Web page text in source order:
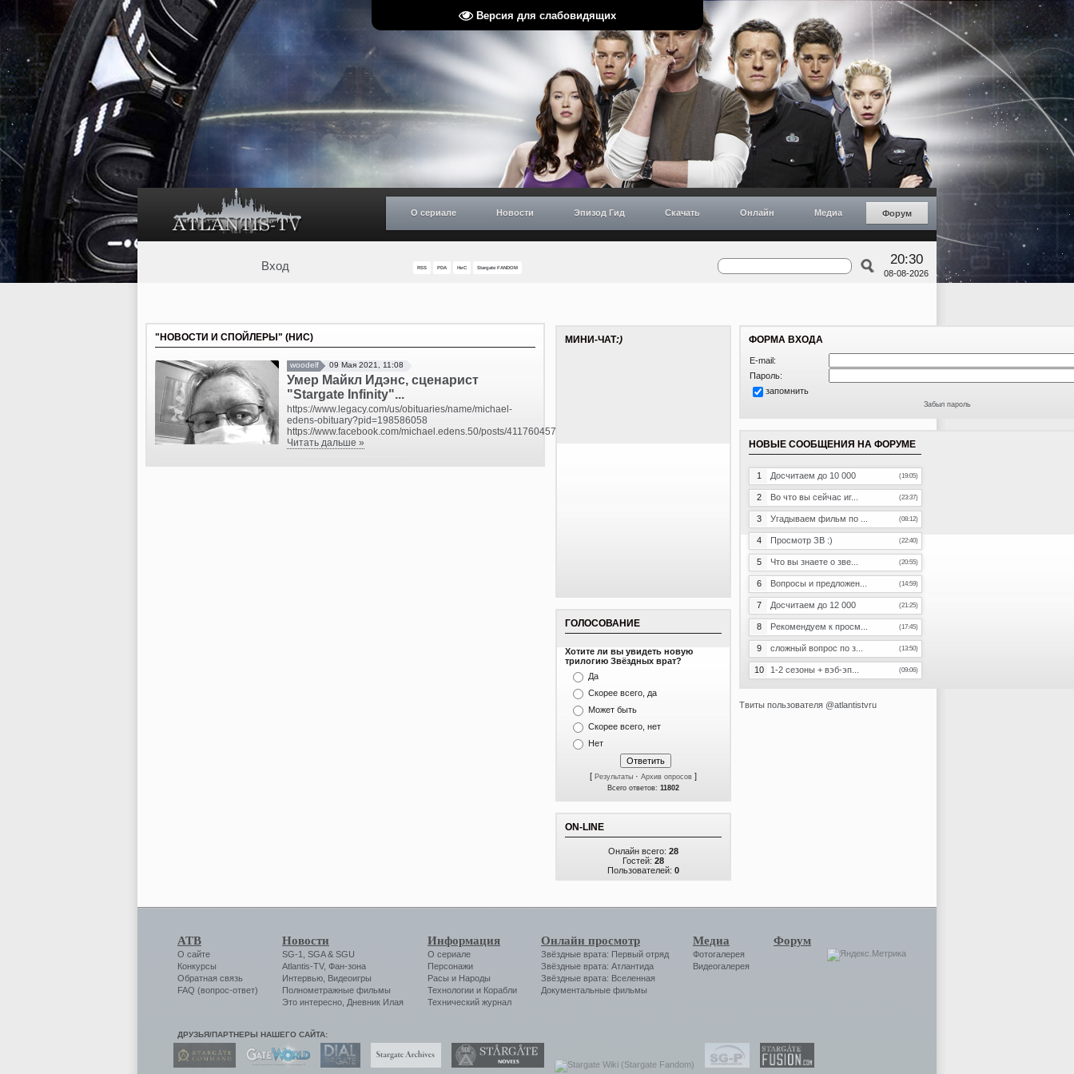
Версия для слабовидящих
О сериале Новости Эпизод Гид Скачать Онлайн Медиа Форум
Вход RSS PDA НиС Stargate FANDOM
20:30
08-08-2026
"НОВОСТИ И СПОЙЛЕРЫ" (НИС)
woodelf 09 Мая 2021, 11:08
Умер Майкл Идэнс, сценарист
"Stargate Infinity"...
https://www.legacy.com/us/obituaries/name/michael-
edens-obituary?pid=198586058
https://www.facebook.com/michael.edens.50/posts/4117604578299166
Читать дальше »
МИНИ-ЧАТ:)
ГОЛОСОВАНИЕ
Хотите ли вы увидеть новую
трилогию Звёздных врат?
Да
Скорее всего, да
Может быть
Скорее всего, нет
Нет
[ Результаты · Архив опросов ]
Всего ответов: 11802
ON-LINE
Онлайн всего: 28
Гостей: 28
Пользователей: 0
ФОРМА ВХОДА
E-mail:
Пароль:
запомнить
Забыл пароль
НОВЫЕ СООБЩЕНИЯ НА ФОРУМЕ
1 Досчитаем до 10 000 (19:05)
2 Во что вы сейчас иг... (23:37)
3 Угадываем фильм по ... (08:12)
4 Просмотр ЗВ :) (22:40)
5 Что вы знаете о зве... (20:55)
6 Вопросы и предложен... (14:59)
7 Досчитаем до 12 000 (21:25)
8 Рекомендуем к просм... (17:45)
9 сложный вопрос по з... (13:50)
10 1-2 сезоны + вэб-эп... (09:06)
Твиты пользователя @atlantistvru
АТВ
О сайте
Конкурсы
Обратная связь
FAQ (вопрос-ответ)
Новости
SG-1 SGA& SGU
Atlantis-TV, Фан-зона
Интервью Видеоигры
Полнометражные фильмы
Это интересно Дневник Илая
Информация
О сериале
Персонажи
Расы и Народы
Технологии и Корабли
Технический журнал
Онлайн просмотр
Звёздные врата: Первый отряд
Звёздные врата: Атлантида
Звёздные врата: Вселенная
Документальные фильмы
Медиа
Фотогалерея
Видеогалерея
Форум
ДРУЗЬЯ/ПАРТНЕРЫ НАШЕГО САЙТА: